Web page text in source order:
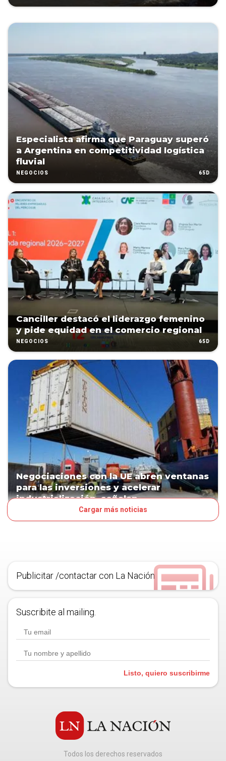
Especialista afirma que Paraguay superó
a Argentina en competitividad logística
fluvial
NEGOCIOS 65D
Canciller destacó el liderazgo femenino
y pide equidad en el comercio regional
NEGOCIOS 65D
Negociaciones con la UE abren ventanas
para las inversiones y acelerar
industrialización, señalan
Cargar más noticias
Publicitar /contactar con La Nación
Suscribite al mailing.
Listo, quiero suscribirme
Todos los derechos reservados